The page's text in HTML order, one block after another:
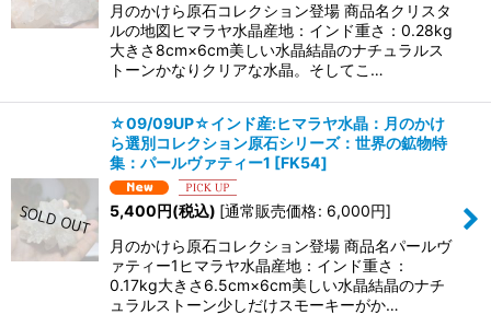
月のかけら原石コレクション登場 商品名クリスタ
ルの地図ヒマラヤ水晶産地：インド重さ：0.28kg
大きさ8cm×6cm美しい水晶結晶のナチュラルス
トーンかなりクリアな水晶。そしてこ…
☆09/09UP☆インド産:ヒマラヤ水晶：月のかけ
ら選別コレクション原石シリーズ：世界の鉱物特
集：パールヴァティー1 [FK54]
5,400円(税込) [通常販売価格: 6,000円]
月のかけら原石コレクション登場 商品名パールヴ
ァティー1ヒマラヤ水晶産地：インド重さ：
0.17kg大きさ6.5cm×6cm美しい水晶結晶のナチ
ュラルストーン少しだけスモーキーがか…